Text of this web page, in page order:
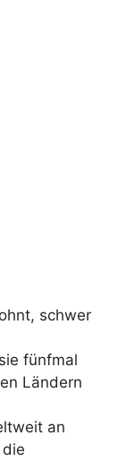
schwer
fünfmal
Ländern
an